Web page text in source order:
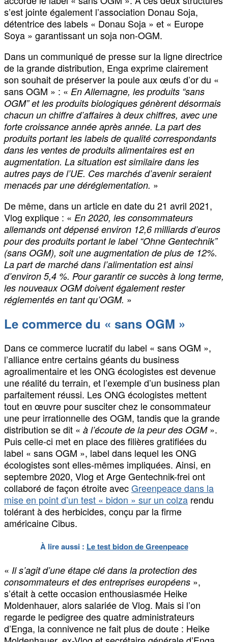
s’est jointe également l’association Donau Soja,
détentrice des labels « Donau Soja » et « Europe
Soya » garantissant un soja non-OGM.
Dans un communiqué de presse sur la ligne directrice
de la grande distribution, Enga exprime clairement
son souhait de préserver la poule aux œufs d’or du «
sans OGM » : « En Allemagne, les produits “sans
OGM” et les produits biologiques génèrent désormais
chacun un chiffre d’affaires à deux chiffres, avec une
forte croissance année après année. La part des
produits portant les labels de qualité correspondants
dans les ventes de produits alimentaires est en
augmentation. La situation est similaire dans les
autres pays de l’UE. Ces marchés d’avenir seraient
menacés par une déréglementation. »
De même, dans un article en date du 21 avril 2021,
Vlog explique : « En 2020, les consommateurs
allemands ont dépensé environ 12,6 milliards d’euros
pour des produits portant le label “Ohne Gentechnik”
(sans OGM), soit une augmentation de plus de 12%.
La part de marché dans l’alimentation est ainsi
d’environ 5,4 %. Pour garantir ce succès à long terme,
les nouveaux OGM doivent également rester
réglementés en tant qu’OGM. »
Le commerce du « sans OGM »
Dans ce commerce lucratif du label « sans OGM »,
l’alliance entre certains géants du business
agroalimentaire et les ONG écologistes est devenue
une réalité du terrain, et l’exemple d’un business plan
parfaitement réussi. Les ONG écologistes mettent
tout en œuvre pour susciter chez le consommateur
une peur irrationnelle des OGM, tandis que la grande
distribution se dit « à l’écoute de la peur des OGM».
Puis celle-ci met en place des filières gratifiées du
label « sans OGM », label dans lequel les ONG
écologistes sont elles-mêmes impliquées. Ainsi, en
septembre 2020, Vlog et Arge Gentechnik-frei ont
collaboré de façon étroite avecGreenpeace dans la
mise en point d’un test « bidon » sur un colza rendu
tolérant à des herbicides, conçu par la firme
américaine Cibus.
À lire aussi : Le test bidon de Greenpeace
« Il s’agit d’une étape clé dans la protection des
consommateurs et des entreprises européens »,
s’était à cette occasion enthousiasmée Heike
Moldenhauer, alors salariée de Vlog. Mais si l’on
regarde le pedigree des quatre administrateurs
d’Enga, la connivence ne fait plus de doute : Heike